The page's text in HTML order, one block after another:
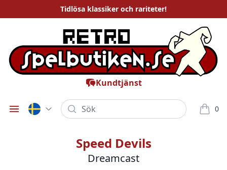
Tidlösa klassiker och rariteter!
Kundtjänst
Öppna meny
Sök 0
varor i
Speed Devils
Dreamcast